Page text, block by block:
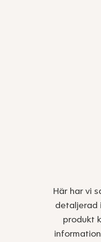
Här har vi
detaljerad
produkt